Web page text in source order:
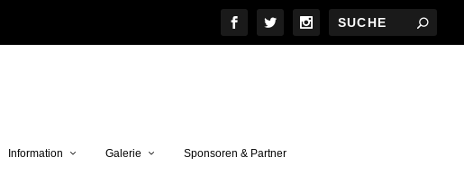
Information Galerie Sponsoren & Partner